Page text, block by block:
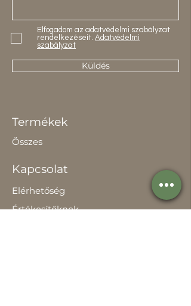
Elfogadom az adatvédelmi szabályzat
rendelkezéseit. Adatvédelmi
szabályzat
Küldés
Termékek
Összes
Kapcsolat
Elérhetőség
Értékesítőknek